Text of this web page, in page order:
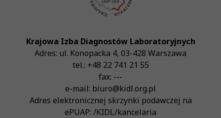
Krajowa Izba Diagnostów Laboratoryjnych
Adres: ul. Konopacka 4, 03-428 Warszawa
tel.: +48 22 741 21 55
fax: ---
e-mail: biuro@kidl.org.pl
Adres elektronicznej skrzynki podawczej na
ePUAP: /KIDL/kancelaria